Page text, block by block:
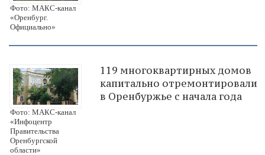
Фото: МАКС-канал
«Оренбург.
Официально»
Фото: МАКС-канал
«Инфоцентр
Правительства
Оренбургской
области»
119 многоквартирных домов
капитально отремонтировали
в Оренбуржье с начала года